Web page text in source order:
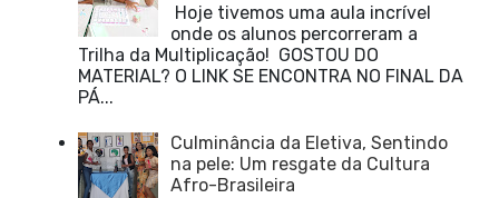
Hoje tivemos uma aula incrível
onde os alunos percorreram a
Trilha da Multiplicação! GOSTOU DO
MATERIAL? O LINK SE ENCONTRA NO FINAL DA
PÁ...
Culminância da Eletiva, Sentindo
na pele: Um resgate da Cultura
Afro-Brasileira